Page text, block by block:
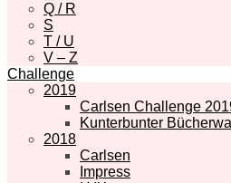
Q / R
S
T / U
V – Z
Challenge
2019
Carlsen Challenge
Kunterbunter
2018
Carlsen
Impress